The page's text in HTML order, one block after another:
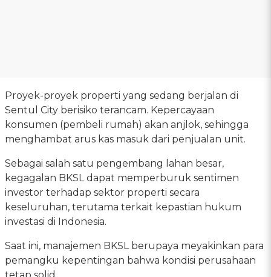
Proyek-proyek properti yang sedang berjalan di
Sentul City berisiko terancam. Kepercayaan
konsumen (pembeli rumah) akan anjlok, sehingga
menghambat arus kas masuk dari penjualan unit.
Sebagai salah satu pengembang lahan besar,
kegagalan BKSL dapat memperburuk sentimen
investor terhadap sektor properti secara
keseluruhan, terutama terkait kepastian hukum
investasi di Indonesia.
Saat ini, manajemen BKSL berupaya meyakinkan para
pemangku kepentingan bahwa kondisi perusahaan